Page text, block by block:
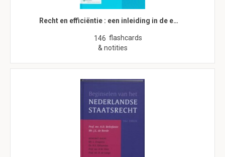
Recht en efficiëntie : een inleiding in de e…
146 flashcards
& notities